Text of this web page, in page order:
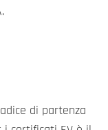
di partenza